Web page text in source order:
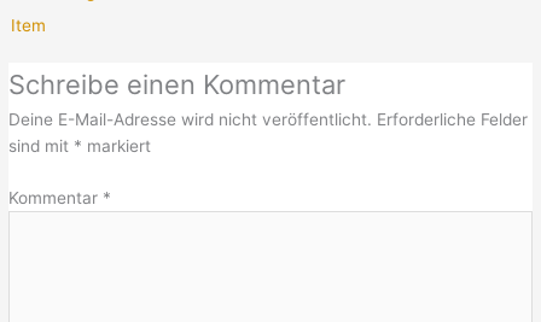
Item
Schreibe einen Kommentar
Deine E-Mail-Adresse wird nicht veröffentlicht. Erforderliche Felder
sind mit * markiert
Kommentar *